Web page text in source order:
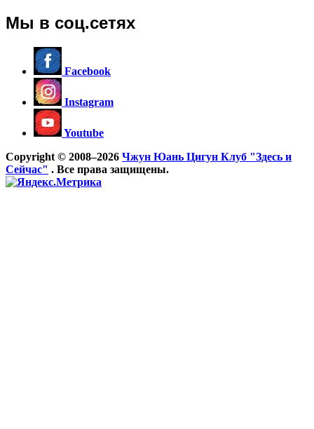
Мы в соц.сетях
Facebook
Instagram
Youtube
Copyright © 2008–2026 Чжун Юань Цигун Клуб "Здесь и
Сейчас" . Все права защищены.